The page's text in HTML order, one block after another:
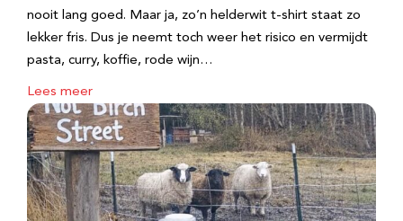
nooit lang goed. Maar ja, zo’n helderwit t-shirt staat zo
lekker fris. Dus je neemt toch weer het risico en vermijdt
pasta, curry, koffie, rode wijn…
Lees meer